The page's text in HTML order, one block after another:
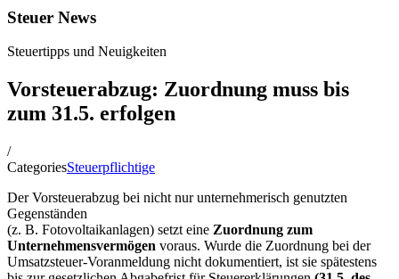
Steuer News
Steuertipps und Neuigkeiten
Vorsteuerabzug: Zuordnung muss bis
zum 31.5. erfolgen
/
CategoriesSteuerpflichtige
Der Vorsteuerabzug bei nicht nur unternehmerisch genutzten
Gegenständen
(z. B. Fotovoltaikanlagen) setzt eine Zuordnung zum
Unternehmensvermögen voraus. Wurde die Zuordnung bei der
Umsatzsteuer-Voranmeldung nicht dokumentiert, ist sie spätestens